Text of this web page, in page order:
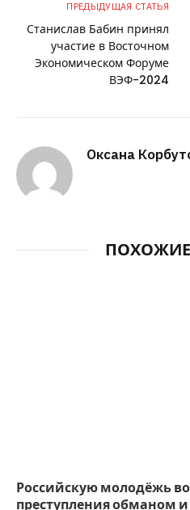
ПРЕДЫДУЩАЯ СТАТЬЯ
Станислав Бабин принял
участие в Восточном
Экономическом Форуме
ВЭФ-2024
Оксана
ПОХОЖИЕ
Российскую молодёжь
преступления обманом